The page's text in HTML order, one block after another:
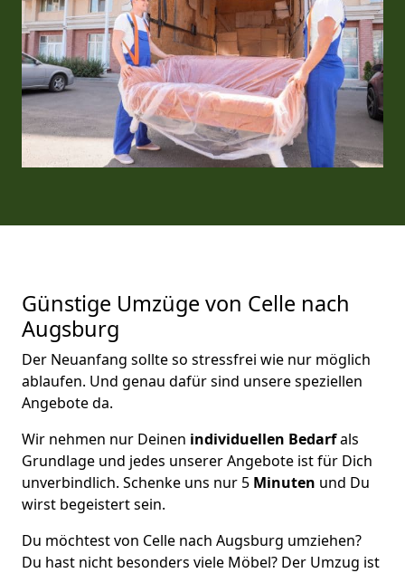
Günstige Umzüge von Celle nach
Augsburg
Der Neuanfang sollte so stressfrei wie nur möglich
ablaufen. Und genau dafür sind unsere speziellen
Angebote da.
Wir nehmen nur Deinen individuellen Bedarfals
Grundlage und jedes unserer Angebote ist für Dich
unverbindlich. Schenke uns nur 5 Minuten und Du
wirst begeistert sein.
Du möchtest von Celle nach Augsburg umziehen?
Du hast nicht besonders viele Möbel? Der Umzug ist